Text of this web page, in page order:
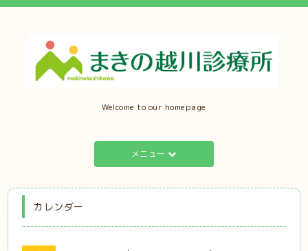
Welcome to our homepage
メニュー
カレンダー